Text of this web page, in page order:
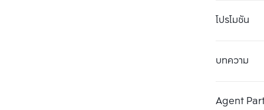
โปรโมชัน
บทความ
Agent